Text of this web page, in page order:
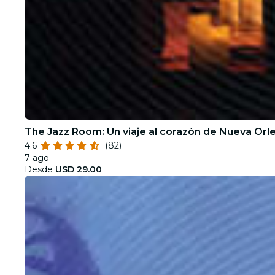
The Jazz Room: Un viaje al corazón de Nueva
4.6
(82)
7 ago
Desde USD 29.00